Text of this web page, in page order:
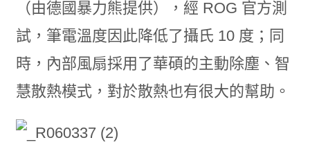
（由德國暴力熊提供），經 ROG 官方測
試，筆電溫度因此降低了攝氏 10 度；同
時，內部風扇採用了華碩的主動除塵、智
慧散熱模式，對於散熱也有很大的幫助。